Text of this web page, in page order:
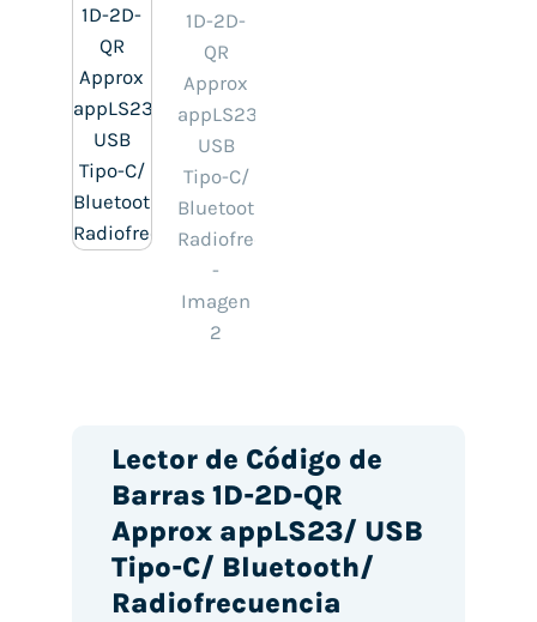
Lector de Código de
Barras 1D-2D-QR
Approx appLS23/ USB
Tipo-C/ Bluetooth/
Radiofrecuencia